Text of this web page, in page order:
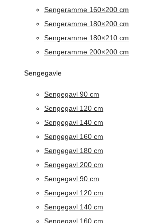
Sengeramme 160×200 cm
Sengeramme 180×200 cm
Sengeramme 180×210 cm
Sengeramme 200×200 cm
Sengegavle
Sengegavl 90 cm
Sengegavl 120 cm
Sengegavl 140 cm
Sengegavl 160 cm
Sengegavl 180 cm
Sengegavl 200 cm
Sengegavl 90 cm
Sengegavl 120 cm
Sengegavl 140 cm
Sengegavl 160 cm